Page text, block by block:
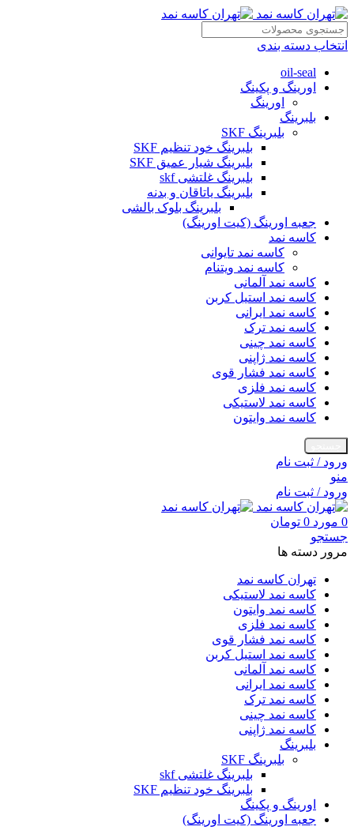
انتخاب دسته بندی
oil-seal
اورینگ و پکینگ
اورینگ
بلبرینگ
بلبرینگ SKF
بلبرینگ خود تنظیم SKF
بلبرینگ شیار عمیق SKF
بلبرینگ غلتشی skf
بلبرینگ یاتاقان و بدنه
بلبرینگ بلوک بالشی
جعبه اورینگ (کیت اورینگ)
کاسه نمد
کاسه نمد تایوانی
کاسه نمد ویتنام
کاسه نمد آلمانی
کاسه نمد استیل کربن
کاسه نمد ایرانی
کاسه نمد ترک
کاسه نمد چینی
کاسه نمد ژاپنی
کاسه نمد فشار قوی
کاسه نمد فلزی
کاسه نمد لاستیکی
کاسه نمد وایتون
ورود / ثبت نام
منو
ورود / ثبت نام
0 مورد 0 تومان
جستجو
مرور دسته ها
تهران کاسه نمد
کاسه نمد لاستیکی
کاسه نمد وایتون
کاسه نمد فلزی
کاسه نمد فشار قوی
کاسه نمد استیل کربن
کاسه نمد آلمانی
کاسه نمد ایرانی
کاسه نمد ترک
کاسه نمد چینی
کاسه نمد ژاپنی
بلبرینگ
بلبرینگ SKF
بلبرینگ غلتشی skf
بلبرینگ خود تنظیم SKF
اورینگ و پکینگ
جعبه اورینگ (کیت اورینگ)